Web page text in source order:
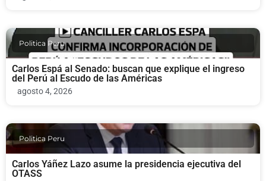
Politica Peru
Carlos Espá al Senado: buscan que explique el ingreso
del Perú al Escudo de las Américas
agosto 4, 2026
Politica Peru
Carlos Yáñez Lazo asume la presidencia ejecutiva del
OTASS